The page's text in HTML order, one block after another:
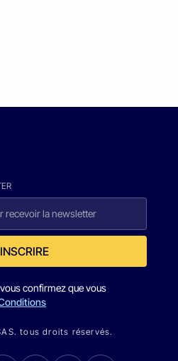
confirmez que vous
tous droits réservés.